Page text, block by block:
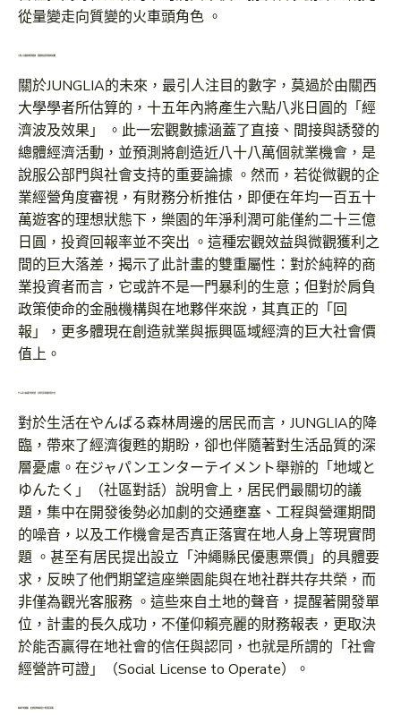
從量變走向質變的火車頭角色 。
六點八兆圓的經濟漣漪：預期效益與現實的距離
關於JUNGLIA的未來，最引人注目的數字，莫過於由關西
大學學者所估算的，十五年內將產生六點八兆日圓的「經
濟波及效果」 。此一宏觀數據涵蓋了直接、間接與誘發的
總體經濟活動，並預測將創造近八十八萬個就業機會，是
說服公部門與社會支持的重要論據 。然而，若從微觀的企
業經營角度審視，有財務分析推估，即便在年均一百五十
萬遊客的理想狀態下，樂園的年淨利潤可能僅約二十三億
日圓，投資回報率並不突出 。這種宏觀效益與微觀獲利之
間的巨大落差，揭示了此計畫的雙重屬性：對於純粹的商
業投資者而言，它或許不是一門暴利的生意；但對於肩負
政策使命的金融機構與在地夥伴來說，其真正的「回
報」，更多體現在創造就業與振興區域經濟的巨大社會價
值上。
やんばる森濤中的低語：在地住民的期待與不安
對於生活在やんばる森林周邊的居民而言，JUNGLIA的降
臨，帶來了經濟復甦的期盼，卻也伴隨著對生活品質的深
層憂慮。在ジャパンエンターテイメント舉辦的「地域と
ゆんたく」（社區對話）說明會上，居民們最關切的議
題，集中在開發後勢必加劇的交通壅塞、工程與營運期間
的噪音，以及工作機會是否真正落實在地人身上等現實問
題 。甚至有居民提出設立「沖繩縣民優惠票價」的具體要
求，反映了他們期望這座樂園能與在地社群共存共榮，而
非僅為觀光客服務 。這些來自土地的聲音，提醒著開發單
位，計畫的長久成功，不僅仰賴亮麗的財務報表，更取決
於能否贏得在地社會的信任與認同，也就是所謂的「社會
經營許可證」（Social License to Operate）。
風暴中的啟航：疫情與地緣政治下的資金迷航